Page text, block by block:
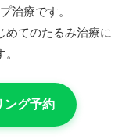
治療です。
めてのたるみ治療に
ング予約